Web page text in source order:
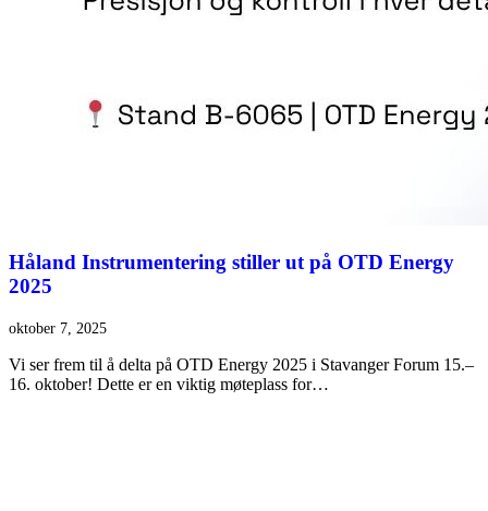
Håland Instrumentering stiller ut på OTD Energy
2025
oktober 7, 2025
Vi ser frem til å delta på OTD Energy 2025 i Stavanger Forum 15.–
16. oktober! Dette er en viktig møteplass for…